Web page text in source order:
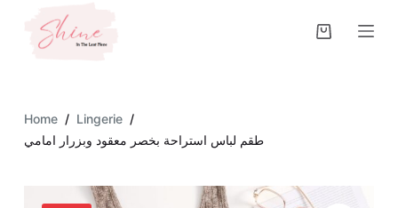
Home / Lingerie /
طقم لباس استراحة بخصر معقود وبزرار امامي